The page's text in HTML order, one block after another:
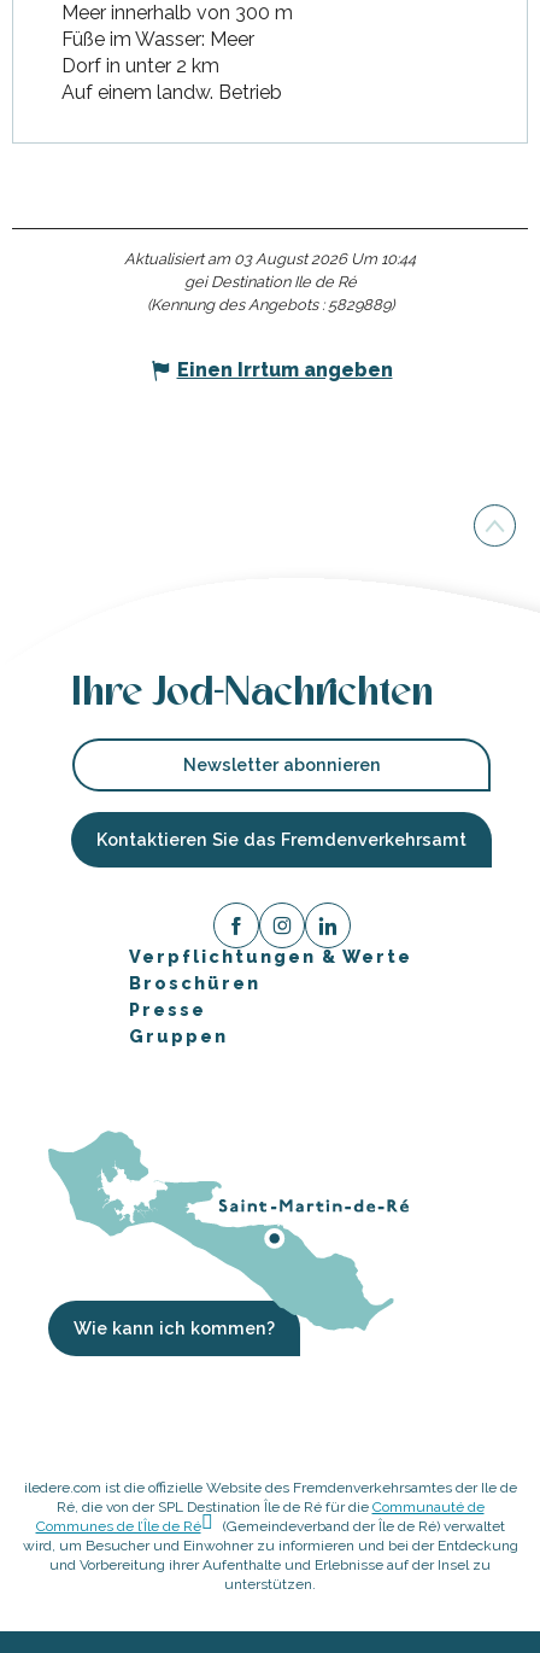
Meer innerhalb von 300 m
Füße im Wasser: Meer
Dorf in unter 2 km
Auf einem landw. Betrieb
Aktualisiert am 03 August 2026 Um 10:44
gei Destination Ile de Ré
(Kennung des Angebots : 5829889)
Einen Irrtum angeben
Ihre Jod-Nachrichten
Newsletter abonnieren
Kontaktieren Sie das Fremdenverkehrsamt
Verpflichtungen & Werte
Broschüren
Presse
Gruppen
Wie kann ich kommen?
iledere.com ist die offizielle Website des Fremdenverkehrsamtes der Ile de
Ré, die von der SPL Destination Île de Ré für die Communauté de
Communes de l’Île de Ré
(Gemeindeverband der Île de Ré) verwaltet
wird, um Besucher und Einwohner zu informieren und bei der Entdeckung
und Vorbereitung ihrer Aufenthalte und Erlebnisse auf der Insel zu
unterstützen.